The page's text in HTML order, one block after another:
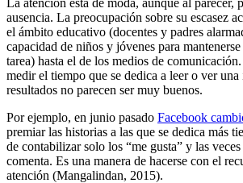
ausencia. La preocupación sobre su escasez
el ámbito educativo (docentes y padres
capacidad de niños y jóvenes para
tarea) hasta el de los medios de
medir el tiempo que se dedica a leer o ver
resultados no parecen ser muy buenos.
Por ejemplo, en junio pasado Facebook
premiar las historias a las que se dedica más
de contabilizar solo los “me gusta” y las
comenta. Es una manera de hacerse con el
atención (Mangalindan, 2015).